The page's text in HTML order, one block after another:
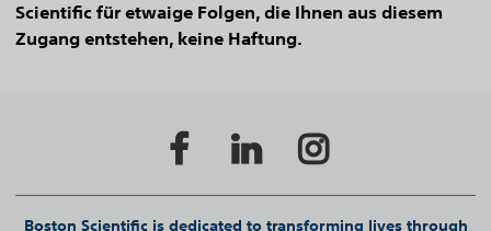
Scientific für etwaige Folgen, die Ihnen aus diesem
Zugang entstehen, keine Haftung.
Boston Scientific is dedicated to transforming lives through